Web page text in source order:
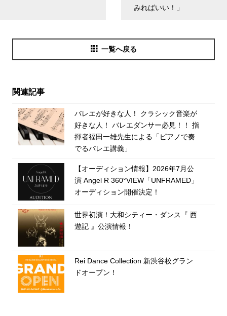
みればいい！」
一覧へ戻る
関連記事
バレエが好きな人！ クラシック音楽が
好きな人！ バレエダンサー必見！！ 指
揮者福田一雄先生による「ピアノで奏
でるバレエ講義」
【オーディション情報】2026年7月公
演 Angel R 360°VIEW「UNFRAMED」
オーディション開催決定！
世界初演！大和シティー・ダンス『 西
遊記 』公演情報！
Rei Dance Collection 新渋谷校グラン
ドオープン！